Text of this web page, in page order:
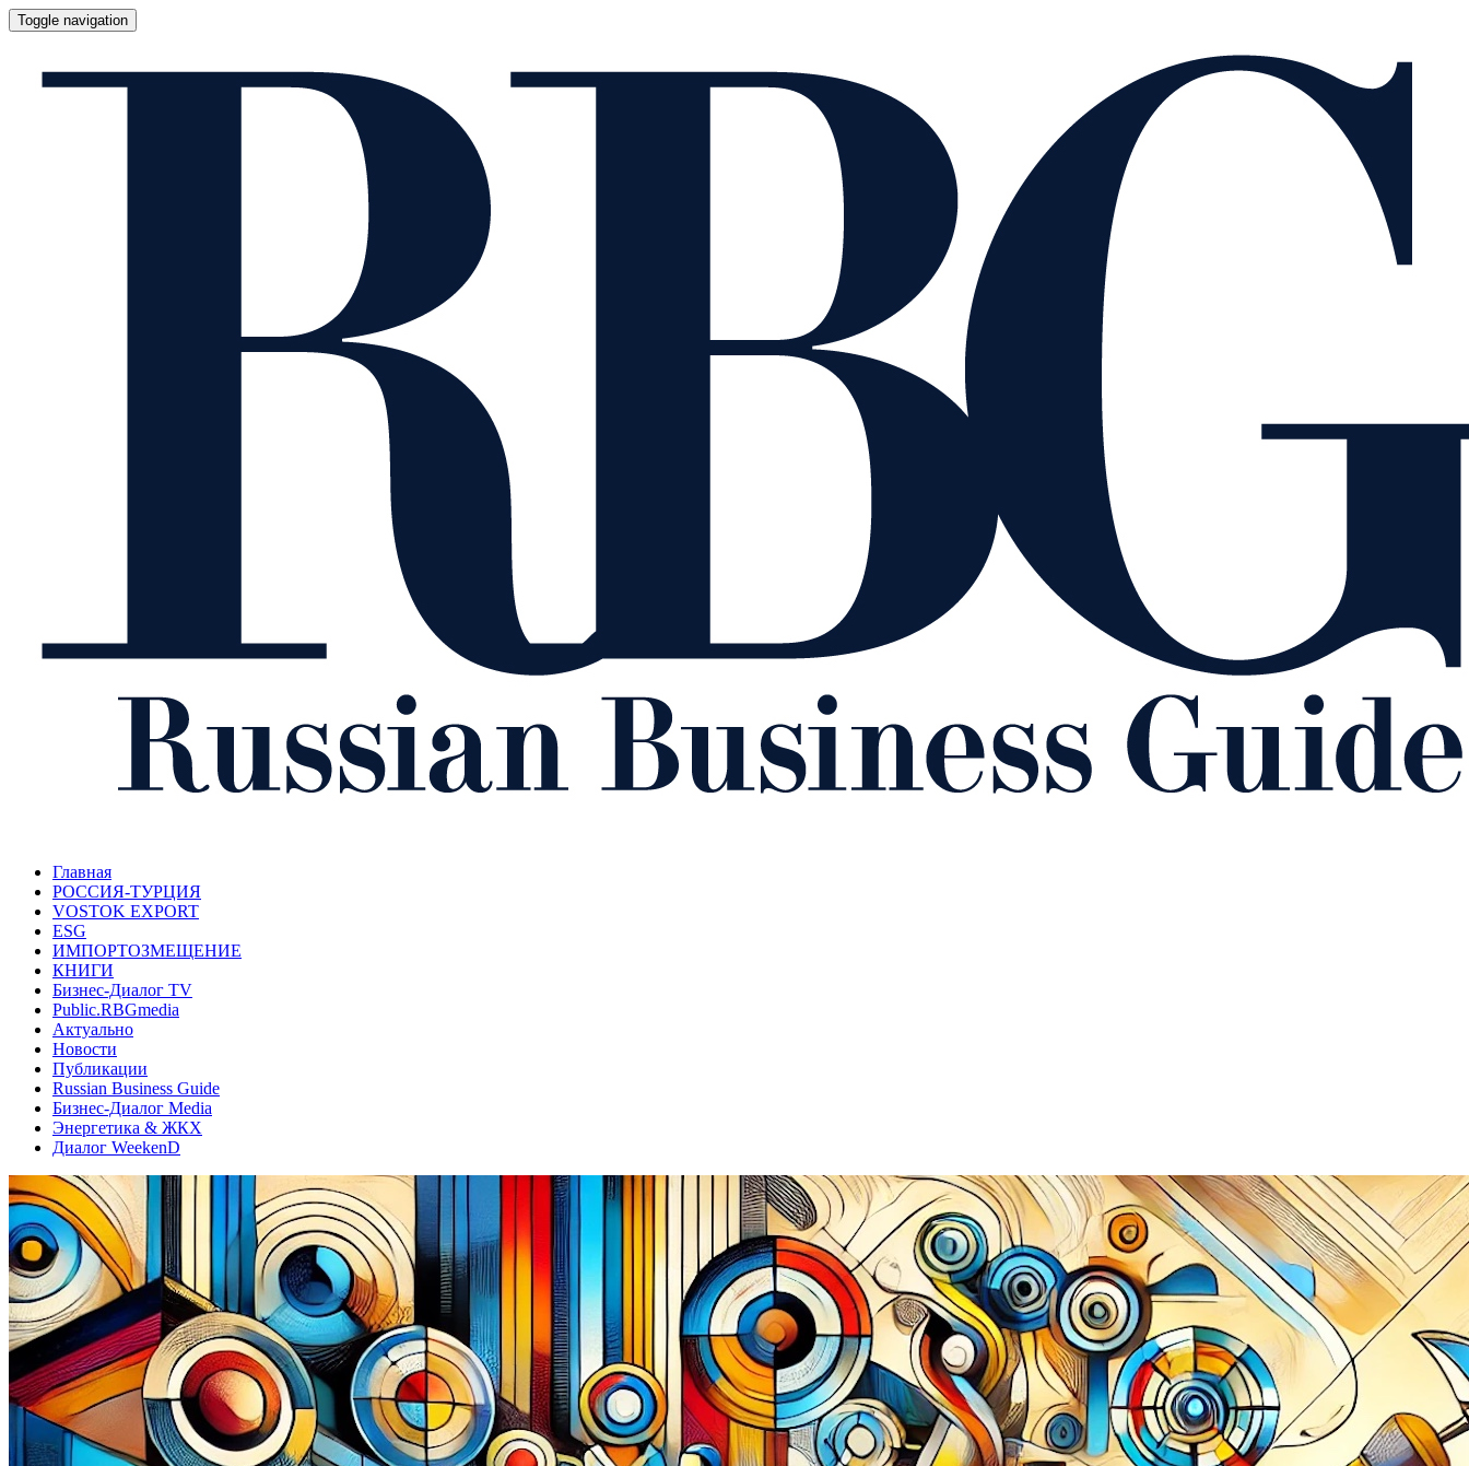
Toggle navigation
Главная
РОССИЯ-ТУРЦИЯ
VOSTOK EXPORT
ESG
ИМПОРТОЗМЕЩЕНИЕ
КНИГИ
Бизнес-Диалог TV
Public.RBGmedia
Актуально
Новости
Публикации
Russian Business Guide
Бизнес-Диалог Media
Энергетика & ЖКХ
Диалог WeekenD